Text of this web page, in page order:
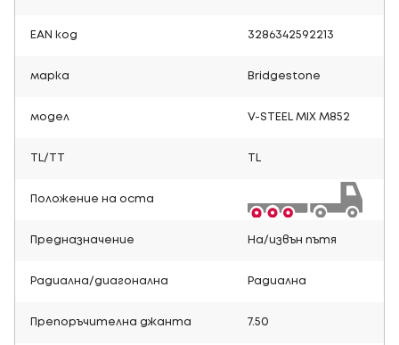
EAN код 3286342592213
марка Bridgestone
модел V-STEEL MIX M852
TL/TT
Положение на оста
Предназначение На/извън пътя
Радиална/диагонална Радиална
Препоръчителна джанта 7.50